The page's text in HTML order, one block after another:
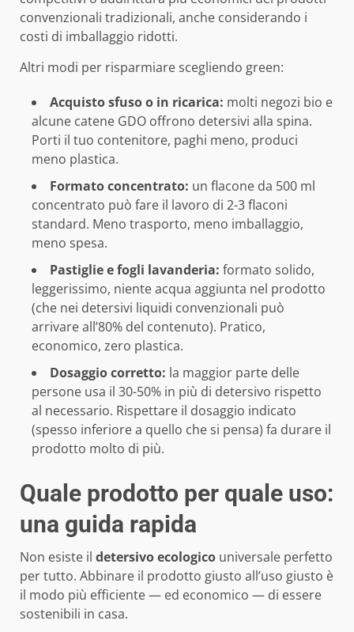
convenzionali tradizionali, anche considerando i
costi di imballaggio ridotti.
Altri modi per risparmiare scegliendo green:
Acquisto sfuso o in ricarica: molti negozi bio e
alcune catene GDO offrono detersivi alla spina.
Porti il tuo contenitore, paghi meno, produci
meno plastica.
Formato concentrato: un flacone da 500 ml
concentrato può fare il lavoro di 2-3 flaconi
standard. Meno trasporto, meno imballaggio,
meno spesa.
Pastiglie e fogli lavanderia: formato solido,
leggerissimo, niente acqua aggiunta nel prodotto
(che nei detersivi liquidi convenzionali può
arrivare all’80% del contenuto). Pratico,
economico, zero plastica.
Dosaggio corretto: la maggior parte delle
persone usa il 30-50% in più di detersivo rispetto
al necessario. Rispettare il dosaggio indicato
(spesso inferiore a quello che si pensa) fa durare il
prodotto molto di più.
Quale prodotto per quale uso:
una guida rapida
Non esiste il detersivo ecologico universale perfetto
per tutto. Abbinare il prodotto giusto all’uso giusto è
il modo più efficiente — ed economico — di essere
sostenibili in casa.